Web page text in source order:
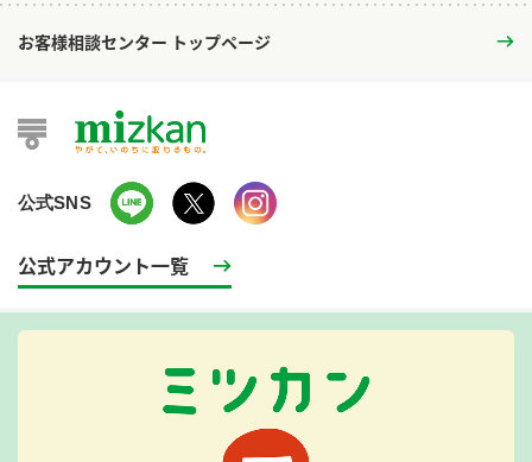
お客様相談センター トップページ
公式SNS
公式アカウント一覧